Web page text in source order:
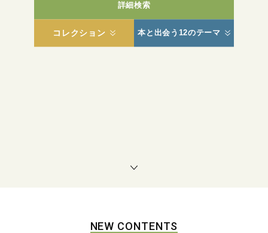
詳細検索
コレクション 本と出会う12のテーマ
NEW CONTENTS